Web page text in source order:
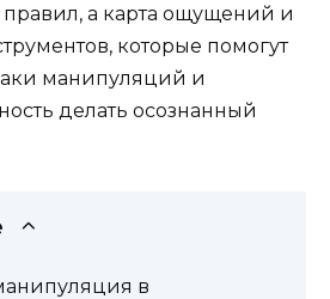
правил, а карта ощущений и
которые помогут
манипуляций и
делать осознанный
в